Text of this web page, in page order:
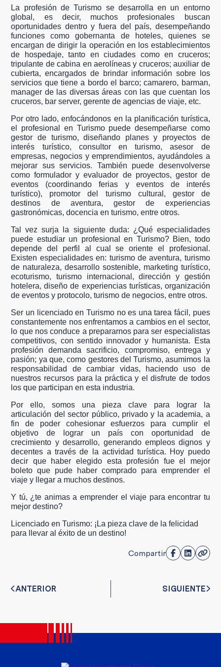
La profesión de Turismo se desarrolla en un entorno
global, es decir, muchos profesionales buscan
oportunidades dentro y fuera del país, desempeñando
funciones como gobernanta de hoteles, quienes se
encargan de dirigir la operación en los establecimientos
de hospedaje, tanto en ciudades como en cruceros;
tripulante de cabina en aerolíneas y cruceros; auxiliar de
cubierta, encargados de brindar información sobre los
servicios que tiene a bordo el barco; camarero, barman,
manager de las diversas áreas con las que cuentan los
cruceros, bar server, gerente de agencias de viaje, etc.
Por otro lado, enfocándonos en la planificación turística,
el profesional en Turismo puede desempeñarse como
gestor de turismo, diseñando planes y proyectos de
interés turístico, consultor en turismo, asesor de
empresas, negocios y emprendimientos, ayudándoles a
mejorar sus servicios. También puede desenvolverse
como formulador y evaluador de proyectos, gestor de
eventos (coordinando ferias y eventos de interés
turístico), promotor del turismo cultural, gestor de
destinos de aventura, gestor de experiencias
gastronómicas, docencia en turismo, entre otros.
Tal vez surja la siguiente duda: ¿Qué especialidades
puede estudiar un profesional en Turismo? Bien, todo
depende del perfil al cual se oriente el profesional.
Existen especialidades en: turismo de aventura, turismo
de naturaleza, desarrollo sostenible, marketing turístico,
ecoturismo, turismo internacional, dirección y gestión
hotelera, diseño de experiencias turísticas, organización
de eventos y protocolo, turismo de negocios, entre otros.
Ser un licenciado en Turismo no es una tarea fácil, pues
constantemente nos enfrentamos a cambios en el sector,
lo que nos conduce a prepararnos para ser especialistas
competitivos, con sentido innovador y humanista. Esta
profesión demanda sacrificio, compromiso, entrega y
pasión; ya que, como gestores del Turismo, asumimos la
responsabilidad de cambiar vidas, haciendo uso de
nuestros recursos para la práctica y el disfrute de todos
los que participan en esta industria.
Por ello, somos una pieza clave para lograr la
articulación del sector público, privado y la academia, a
fin de poder cohesionar esfuerzos para cumplir el
objetivo de lograr un país con oportunidad de
crecimiento y desarrollo, generando empleos dignos y
decentes a través de la actividad turística. Hoy puedo
decir que haber elegido esta profesión fue el mejor
boleto que pude haber comprado para emprender el
viaje y llegar a muchos destinos.
Y tú, ¿te animas a emprender el viaje para encontrar tu
mejor destino?
Licenciado en Turismo: ¡La pieza clave de la felicidad
para llevar al éxito de un destino!
Compartir
ANTERIOR SIGUIENTE